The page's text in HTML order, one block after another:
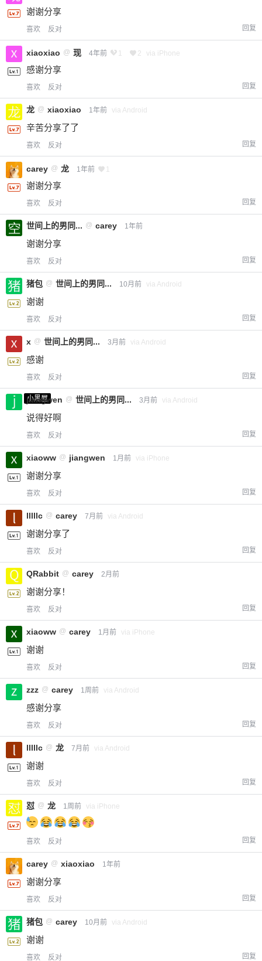
谢谢分享
喜欢 反对 回复
xiaoxiao @ 现 4年前 1 2 via iPhone
感谢分享
喜欢 反对 回复
龙 @ xiaoxiao 1年前 via Android
辛苦分享了了
喜欢 反对 回复
carey @ 龙 1年前 1
谢谢分享
喜欢 反对 回复
世间上的男同... @ carey 1年前
谢谢分享
喜欢 反对 回复
猪包 @ 世间上的男同... 10月前 via Android
谢谢
喜欢 反对 回复
x @ 世间上的男同... 3月前 via Android
感谢
喜欢 反对 回复
小黑屋
jiangwen @ 世间上的男同... 3月前 via Android
说得好啊
喜欢 反对 回复
xiaoww @ jiangwen 1月前 via iPhone
谢谢分享
喜欢 反对 回复
lllllc @ carey 7月前 via Android
谢谢分享了
喜欢 反对 回复
QRabbit @ carey 2月前
谢谢分享！
喜欢 反对 回复
xiaoww @ carey 1月前 via iPhone
谢谢
喜欢 反对 回复
zzz @ carey 1周前 via Android
感谢分享
喜欢 反对 回复
lllllc @ 龙 7月前 via Android
谢谢
喜欢 反对 回复
怼 @ 龙 1周前 via iPhone
喜欢 反对 回复
carey @ xiaoxiao 1年前
谢谢分享
喜欢 反对 回复
猪包 @ carey 10月前 via Android
谢谢
喜欢 反对 回复